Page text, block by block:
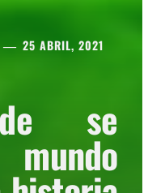
25 ABRIL, 2021
se